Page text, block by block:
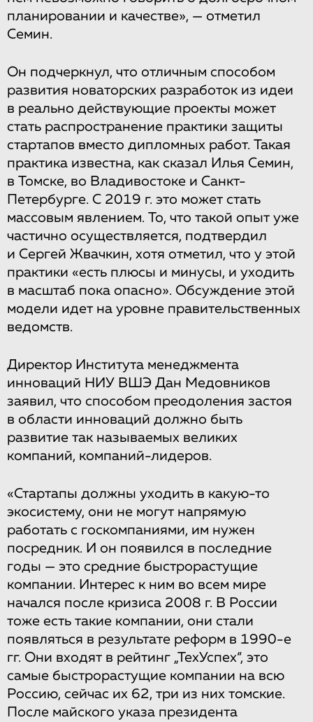
планировании и качестве», — отметил
Семин.
Он подчеркнул, что отличным способом
развития новаторских разработок из идеи
в реально действующие проекты может
стать распространение практики защиты
стартапов вместо дипломных работ. Такая
практика известна, как сказал Илья Семин,
в Томске, во Владивостоке и Санкт-
Петербурге. С 2019 г. это может стать
массовым явлением. То, что такой опыт уже
частично осуществляется, подтвердил
и Сергей Жвачкин, хотя отметил, что у этой
практики «есть плюсы и минусы, и уходить
в масштаб пока опасно». Обсуждение этой
модели идет на уровне правительственных
ведомств.
Директор Института менеджмента
инноваций НИУ ВШЭ Дан Медовников
заявил, что способом преодоления застоя
в области инноваций должно быть
развитие так называемых великих
компаний, компаний-лидеров.
«Стартапы должны уходить в какую-то
экосистему, они не могут напрямую
работать с госкомпаниями, им нужен
посредник. И он появился в последние
годы — это средние быстрорастущие
компании. Интерес к ним во всем мире
начался после кризиса 2008 г. В России
тоже есть такие компании, они стали
появляться в результате реформ в 1990-е
гг. Они входят в рейтинг „ТехУспех“, это
самые быстрорастущие компании на всю
Россию, сейчас их 62, три из них томские.
После майского указа президента